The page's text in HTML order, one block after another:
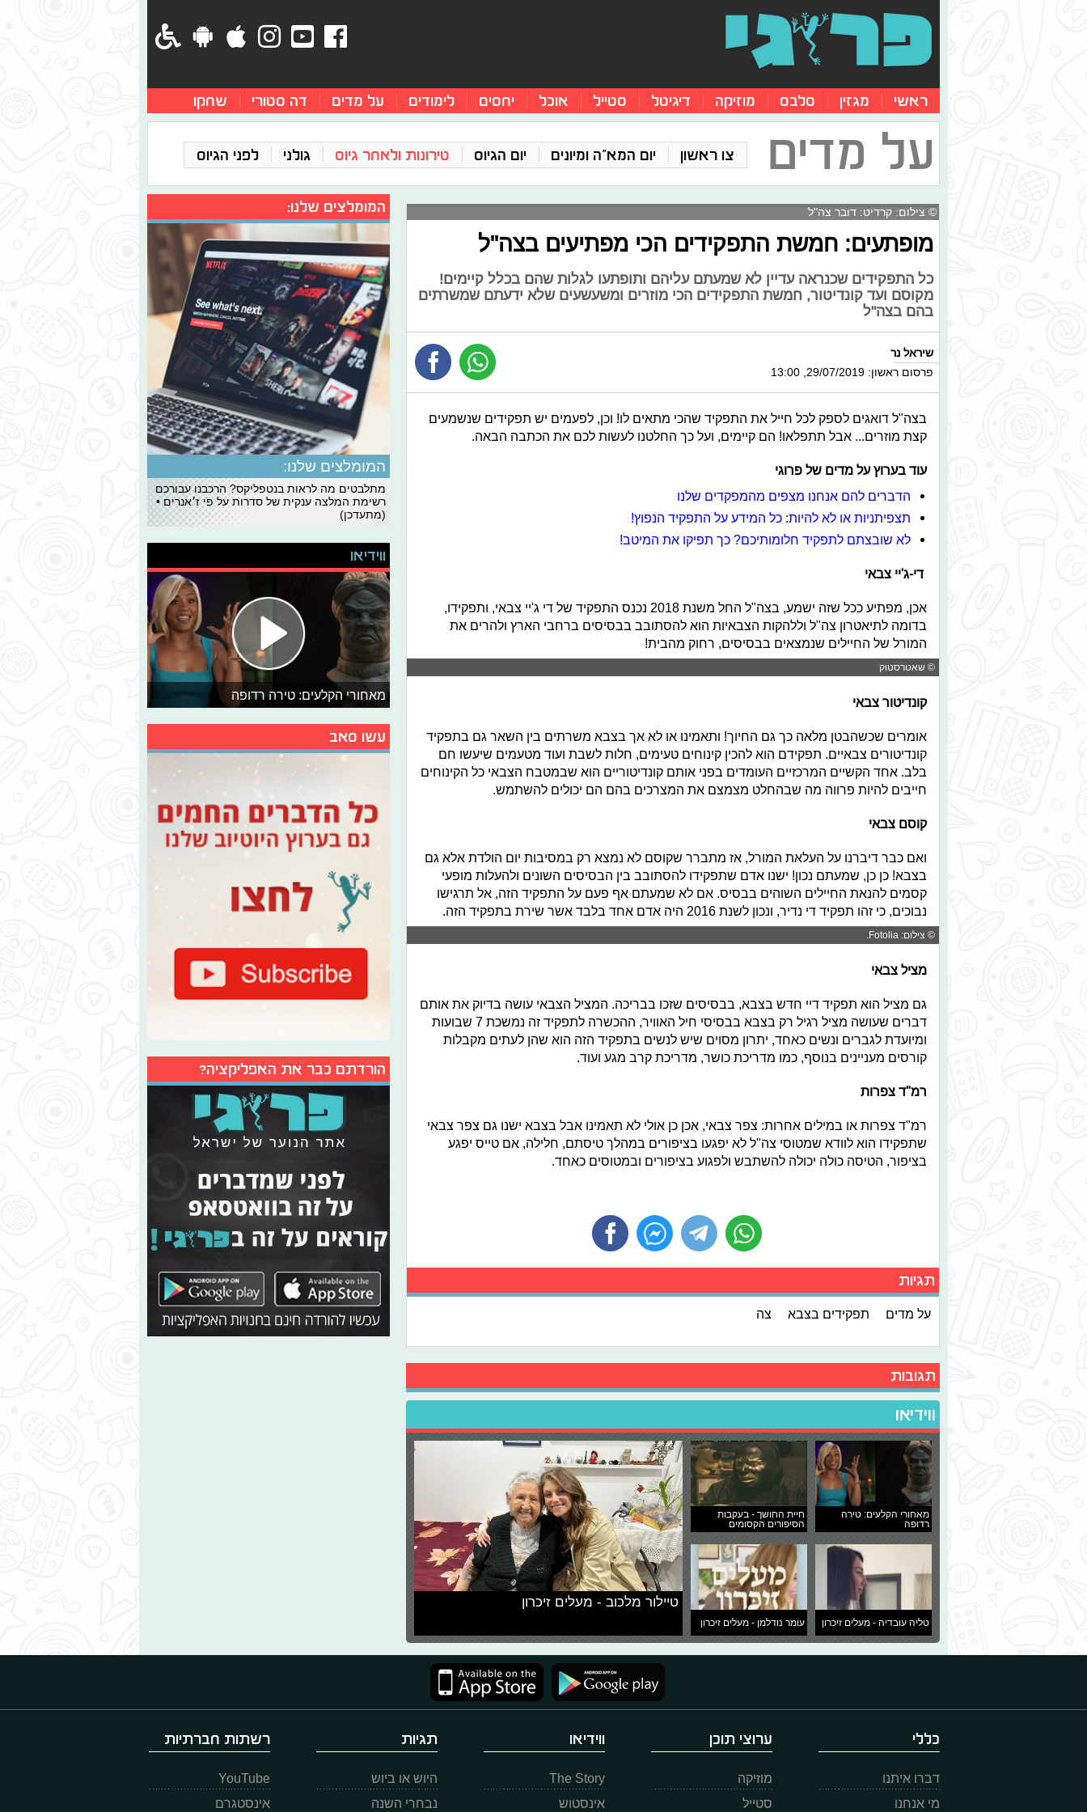
ראשי מגזין סלבס מוזיקה דיגיטל סטייל אוכל יחסים לימודים על מדים דה סטורי שחקו
על מדים צו ראשון יום המא"ה ומיונים יום הגיוס טירונות ולאחר גיוס גולני לפני הגיוס
© צילום: קרדיט: דובר צה"ל
מופתעים: חמשת התפקידים הכי מפתיעים בצה"ל
כל התפקידים שכנראה עדיין לא שמעתם עליהם ותופתעו לגלות שהם בכלל קיימים!
מקוסם ועד קונדיטור, חמשת התפקידים הכי מוזרים ומשעשעים שלא ידעתם שמשרתים
בהם בצה"ל
שיראל נר
פרסום ראשון: 29/07/2019, 13:00
בצה"ל דואגים לספק לכל חייל את התפקיד שהכי מתאים לו! וכן, לפעמים יש תפקידים שנשמעים
קצת מוזרים... אבל תתפלאו! הם קיימים, ועל כך החלטנו לעשות לכם את הכתבה הבאה.
עוד בערוץ על מדים של פרוגי
הדברים להם אנחנו מצפים מהמפקדים שלנו
תצפיתניות או לא להיות: כל המידע על התפקיד הנפוץ!
לא שובצתם לתפקיד חלומותיכם? כך תפיקו את המיטב!
די-ג'יי צבאי
אכן, מפתיע ככל שזה ישמע, בצה"ל החל משנת 2018 נכנס התפקיד של די ג'יי צבאי, ותפקידו,
בדומה לתיאטרון צה"ל וללהקות הצבאיות הוא להסתובב בבסיסים ברחבי הארץ ולהרים את
המורל של החיילים שנמצאים בבסיסים, רחוק מהבית!
© שאטרסטוק
קונדיטור צבאי
אומרים שכשהבטן מלאה כך גם החיוך! ותאמינו או לא אך בצבא משרתים בין השאר גם בתפקיד
קונדיטורים צבאיים. תפקידם הוא להכין קינוחים טעימים, חלות לשבת ועוד מטעמים שיעשו חם
בלב. אחד הקשיים המרכזיים העומדים בפני אותם קונדיטוריים הוא שבמטבח הצבאי כל הקינוחים
חייבים להיות פרווה מה שבהחלט מצמצם את המצרכים בהם הם יכולים להשתמש.
קוסם צבאי
ואם כבר דיברנו על העלאת המורל, אז מתברר שקוסם לא נמצא רק במסיבות יום הולדת אלא גם
בצבא! כן כן, שמעתם נכון! ישנו אדם שתפקידו להסתובב בין הבסיסים השונים ולהעלות מופעי
קסמים להנאת החיילים השוהים בבסיס. אם לא שמעתם אף פעם על התפקיד הזה, אל תרגישו
נבוכים, כי זהו תפקיד די נדיר, ונכון לשנת 2016 היה אדם אחד בלבד אשר שירת בתפקיד הזה.
© צילום: Fotolia.
מציל צבאי
גם מציל הוא תפקיד דיי חדש בצבא, בבסיסים שזכו בבריכה. המציל הצבאי עושה בדיוק את אותם
דברים שעושה מציל רגיל רק בצבא בבסיסי חיל האוויר, ההכשרה לתפקיד זה נמשכת 7 שבועות
ומיועדת לגברים ונשים כאחד, יתרון מסוים שיש לנשים בתפקיד הזה הוא שהן לעתים מקבלות
קורסים מעניינים בנוסף, כמו מדריכת כושר, מדריכת קרב מגע ועוד.
רמ"ד צפרות
רמ"ד צפרות או במילים אחרות: צפר צבאי, אכן כן אולי לא תאמינו אבל בצבא ישנו גם צפר צבאי
שתפקידו הוא לוודא שמטוסי צה"ל לא יפגעו בציפורים במהלך טיסתם, חלילה, אם טייס יפגע
בציפור, הטיסה כולה יכולה להשתבש ולפגוע בציפורים ובמטוסים כאחד.
תגיות
על מדים תפקידים בצבא צה
תגובות
ווידיאו
מאחורי הקלעים: טירה
רדופה
חיית החושך - בעקבות
הסיפורים הקסומים
טליה עובדיה - מעלים זיכרון עומר נודלמן - מעלים זיכרון
טיילור מלכוב - מעלים זיכרון
המומלצים שלנו:
המומלצים שלנו:
מתלבטים מה לראות בנטפליקס? הרכבנו עבורכם
רשימת המלצה ענקית של סדרות על פי ז׳אנרים •
(מתעדכן)
ווידיאו
מאחורי הקלעים: טירה רדופה
עשו סאב
הורדתם כבר את האפליקציה?
כללי
דברו איתנו
מי אנחנו
ערוצי תוכן
מוזיקה
סטייל
ווידיאו
The Story
אינסטוש
תגיות
היוש או ביוש
נבחרי השנה
רשתות חברתיות
YouTube
אינסטגרם